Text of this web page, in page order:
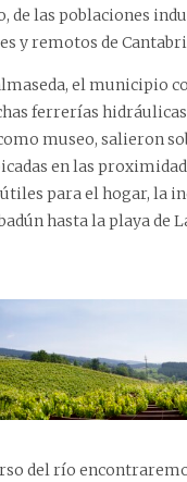
de las poblaciones
y remotos de
el municipio
ferrerías
museo, salieron
en las
para el hogar, la
hasta la playa de
del río